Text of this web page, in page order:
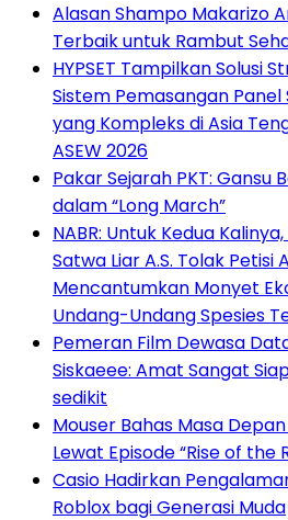
Alasan Shampo Makarizo
Terbaik untuk Rambut
HYPSET Tampilkan Solusi
Sistem Pemasangan
yang Kompleks di Asia
ASEW 2026
Pakar Sejarah PKT: Gansu
dalam “Long March”
NABR: Untuk Kedua
Satwa Liar A.S. Tolak Petisi
Mencantumkan Monyet
Undang-Undang Spesies
Pemeran Film Dewasa
Siskaeee: Amat Sangat
sedikit
Mouser Bahas Masa
Lewat Episode “Rise of the
Casio Hadirkan
Roblox bagi Generasi Muda